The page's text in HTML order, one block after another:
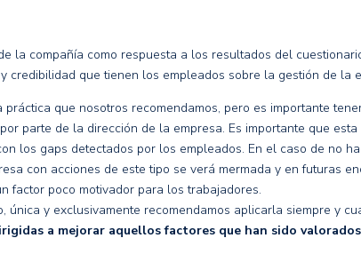
la compañía como respuesta a los resultados del
credibilidad que tienen los empleados sobre la gestión de la
práctica que nosotros recomendamos, pero es importante
parte de la dirección de la empresa. Es importante que
los gaps detectados por los empleados. En el caso de no
con acciones de este tipo se verá mermada y en futuras
factor poco motivador para los trabajadores.
única y exclusivamente recomendamos aplicarla siempre y
a mejorar aquellos factores que han sido valorados